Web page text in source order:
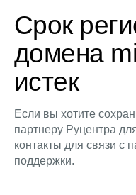
Срок
домена
истек
Если вы хотите
партнеру Руцентра
контакты для связи с
поддержки.